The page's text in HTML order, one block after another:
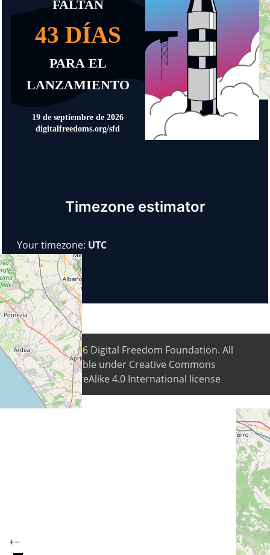
+−
Timezone estimator
Your timezone: UTC
Copyright © 2026 Digital Freedom Foundation. All
content is available under Creative Commons
Attribution-ShareAlike 4.0 International license